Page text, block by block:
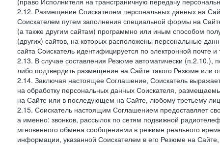
2.12. Размещение Соискателем персональных данных на
Соискателем путем заполнения специальной формы на
(а также другим сайтам) программно или иным способом
(других) сайтов, на которых расположены персональные
сайта Соискатель идентифицируется по электронной почте
2.13. В случае составления Резюме автоматически (п.2.10.),
либо подтвердить размещение на Сайте такого Резюме или
2.14. Заключая настоящее Соглашение, Соискатель
на обработку персональных данных Соискателя,
на Сайте или в последующем на Сайте, любому третьему
2.15. Соискатель настоящим Соглашением предоставляет
а именно: звонков, рассылок по сетям подвижной
мгновенного обмена сообщениями в режиме реального
информации, указанной Соискателем в его Резюме на